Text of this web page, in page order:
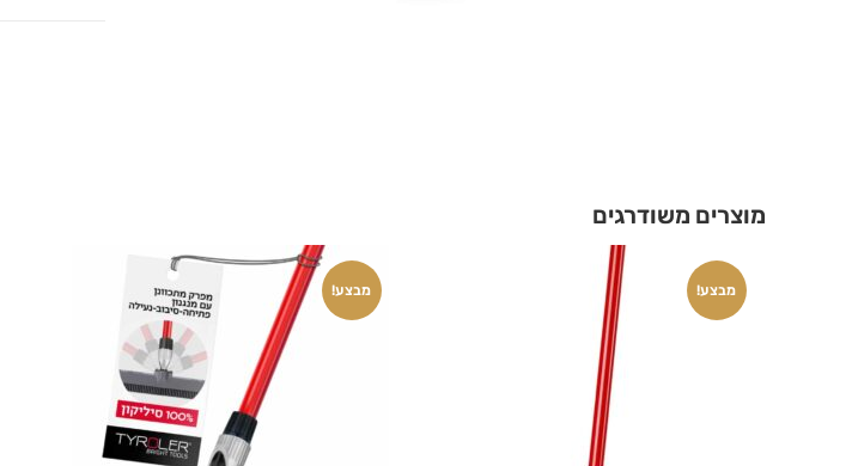
מוצרים משודרגים
מבצע! מבצע!